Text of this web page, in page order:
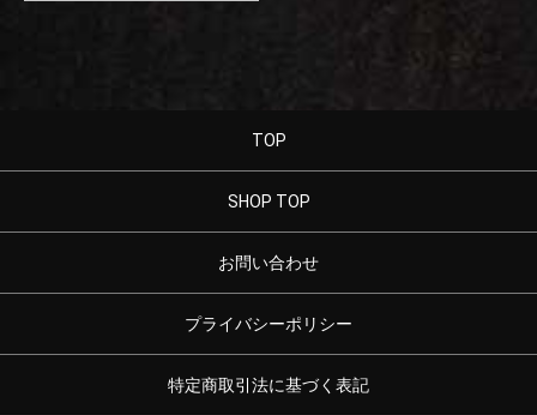
TOP
SHOP TOP
お問い合わせ
プライバシーポリシー
特定商取引法に基づく表記